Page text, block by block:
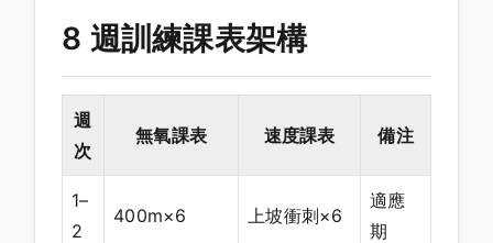
8 週訓練課表架構
週
次
無氧課表 速度課表 備注
1–
2
400m×6 上坡衝刺×6
適應
期